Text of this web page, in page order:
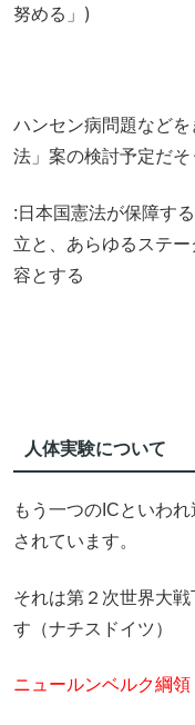
努める」)
ハンセン病問題など
法」案の検討予定だそ
:日本国憲法が保障す
立と、あらゆるステ
容とする
人体実験について
もう一つのICといわ
されています。
それは第２次世界大
す（ナチスドイツ）
ニュールンベルク綱領